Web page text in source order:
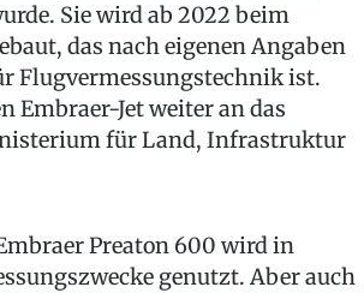
Sie wird ab 2022 beim
das nach eigenen Angaben
Flugvermessungstechnik ist.
Embraer-Jet weiter an das
für Land, Infrastruktur
Preaton 600 wird in
genutzt. Aber auch